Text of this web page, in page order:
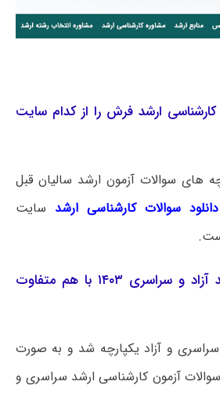
ارشد فرش را از کدام سایت
های سوالات آزمون ارشد سالیان قبل
دانلود سوالات کارشناسی ارشد سایت
آیا سوالات کنکور ارشد آزاد و سراسری ۱۴۰۳ با هم متفاوت
ارشد سراسری و آزاد یکپارچه شد و به صورت
آزمون کارشناسی ارشد سراسری و